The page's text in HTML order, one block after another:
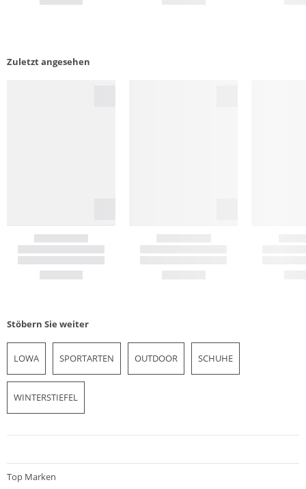
Zuletzt angesehen
Stöbern Sie weiter
LOWA SPORTARTEN OUTDOOR SCHUHE
WINTERSTIEFEL
Top Marken